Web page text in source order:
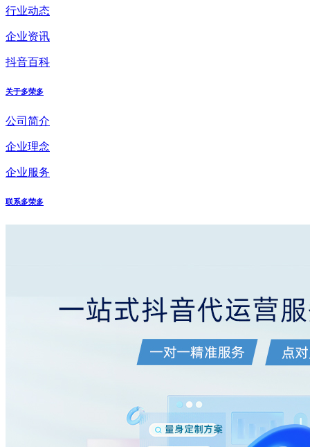
行业动态
企业资讯
抖音百科
关于多荣多
公司简介
企业理念
企业服务
联系多荣多